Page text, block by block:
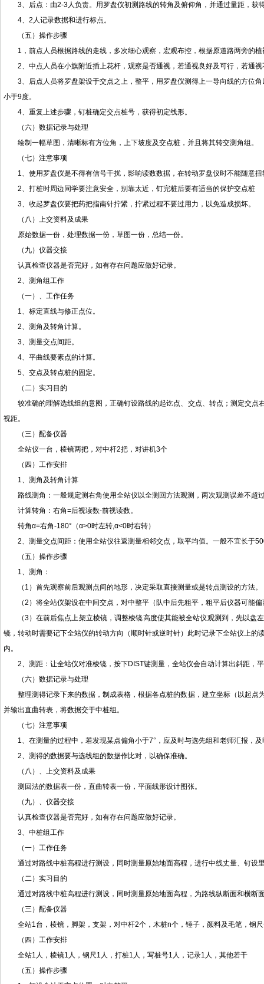
3、后点：由2-3人负责。用罗盘仪初测路线的转角及俯仰角，并通过量距，获
4、2人记录数据和进行标点。
（五）操作步骤
1，前点人员根据路线的走线，多次细心观察，宏观布控，根据原道路两旁的
2、中点人员在小旗附近插上花杆，观察是否通视，若通视良好及可行，若通
3、后点人员将罗盘架设于交点之上，整平，用罗盘仪测得上一导向线的方位
小于9度。
4、重复上述步骤，钉桩确定交点桩号，获得初定线形。
（六）数据记录与处理
绘制一幅草图，清晰标有方位角，上下坡度及交点桩，并且将其转交测角组。
（七）注意事项
1、使用罗盘仪是不得有信号干扰，影响读数数据，在转动罗盘仪时不能随意
2、打桩时周边同学要注意安全，别靠太近，钉完桩后要有适当的保护交点桩
3、收起罗盘仪要把药把指南针拧紧，拧紧过程不要过用力，以免造成损坏。
（八）上交资料及成果
原始数据一份，处理数据一份，草图一份，总结一份。
（九）仪器交接
认真检查仪器是否完好，如有存在问题应做好记录。
2、测角组工作
（一）、工作任务
1、标定直线与修正点位。
2、测角及转角计算。
3、测量交点间距。
4、平曲线要素点的计算。
5、交点及转点桩的固定。
（二）实习目的
较准确的理解选线组的意图，正确钉设路线的起讫点、交点、转点；测定交
视距。
（三）配备仪器
全站仪一台，棱镜两把，对中杆2把，对讲机3个
（四）工作安排
1、测角及转角计算
路线测角：一般规定测右角使用全站仪以全测回方法观测，两次观测误差不超
计算转角：右角=后视读数-前视读数。
转角α=右角-180°（α>0时左转,α<0时右转）
2、测量交点间距：使用全站仪往返测量相邻交点，取平均值。一般不宜长于
（五）操作步骤
1、测角：
（1）首先观察前后观测点间的地形，决定采取直接测量或是转点测设的方法
（2）将全站仪架设在中间交点，对中整平（队中后先粗平，粗平后仪器可能
（3）在前后焦点上架立棱镜，调整棱镜高度使其能被全站仪观测到，先以
镜，转动时需要记下全站仪的转动方向（顺时针或逆时针）此时记录下全站仪上
内。
2、测距：让全站仪对准棱镜，按下DIST键测量，全站仪会自动计算出斜距，
（六）数据记录与处理
整理测得记录下来的数据，制成表格，根据各点桩的数据，建立坐标（以起
并输出直曲转表，将数据交于中桩组。
（七）注意事项
1、在测量的过程中，若发现某点偏角小于7°，应及时与选先组和老师汇报，
2、测得的数据要与选线组的数据作比对，以确保准确。
（八）、上交资料及成果
测回法的数据表一份，直曲转表一份，平面线形设计图张。
（九）、仪器交接
认真检查仪器是否完好，如有存在问题应做好记录。
3、中桩组工作
（一）工作任务
通过对路线中桩高程进行测设，同时测量原始地面高程，进行中线丈量、钉
（二）实习目的
通过对路线中桩高程进行测设，同时测量原始地面高程，为路线纵断面和横
（三）配备仪器
全站1台，棱镜，脚架，支架，对中杆2个，木桩n个，锤子，颜料及毛笔，钢
（四）工作安排
全站1人，棱镜1人，钢尺1人，打桩1人，写桩号1人，记录1人，其他若干
（五）操作步骤